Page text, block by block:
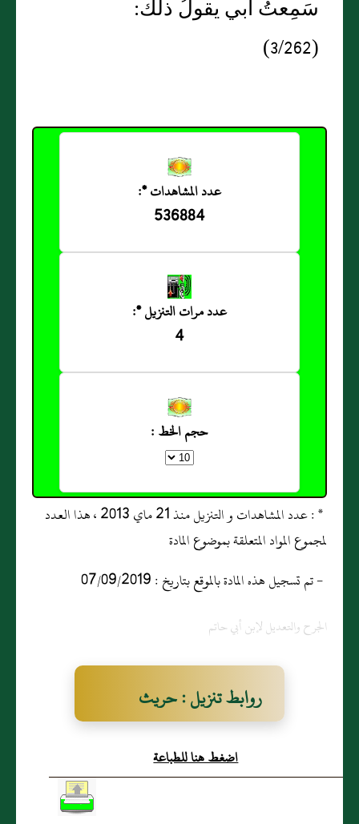
سَمِعتُ أَبي يقولُ ذلك:
(3/262)
عدد المشاهدات *:
536884
عدد مرات التنزيل *:
4
حجم الخط :
* : عدد المشاهدات و التنزيل منذ 21 ماي 2013 ، هذا العدد
لمجموع المواد المتعلقة بموضوع المادة
- تم تسجيل هذه المادة بالموقع بتاريخ : 07/09/2019
الجرح والتعديل لإبن أبي حاتم
روابط تنزيل : حريث
المخزومي
اضغط هنا للطباعة